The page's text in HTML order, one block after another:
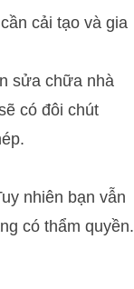
cải tạo và gia
sửa chữa nhà
có đôi chút
nhiên bạn vẫn
có thẩm quyền.